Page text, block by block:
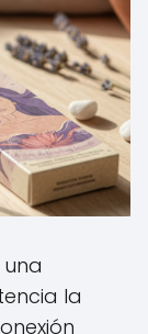
la